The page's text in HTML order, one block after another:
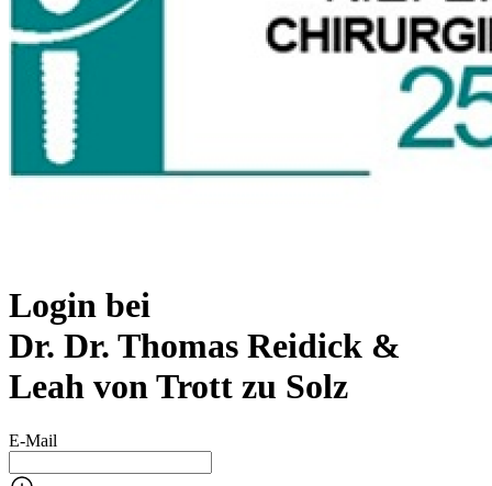
Login bei
Dr. Dr. Thomas Reidick &
Leah von Trott zu Solz
E-Mail